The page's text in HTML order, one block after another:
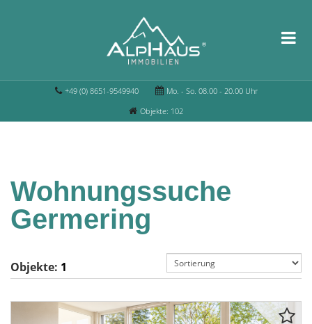
+49 (0) 8651-9549940
Mo. - So. 08.00 - 20.00 Uhr
Objekte: 102
Wohnungssuche
Germering
Objekte: 1